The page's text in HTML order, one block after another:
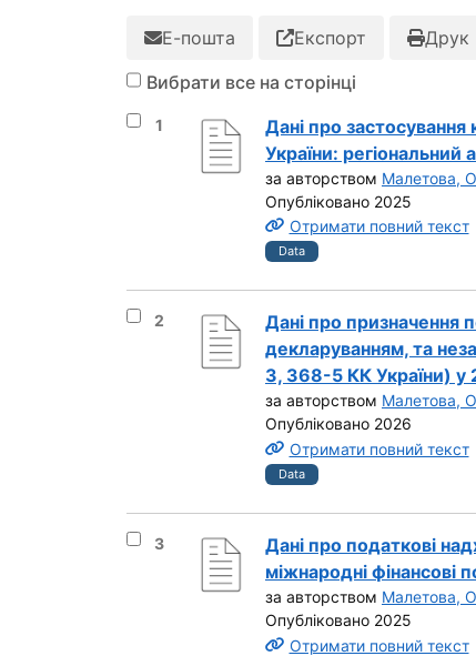
Е-пошта Експорт Друк
Вибрати все на сторінці
Вибрати результат під номером 1
1
Дані про
України: регіональний
за авторством Малетова,
Опубліковано 2025
Отримати повний текст
Data
Вибрати результат під номером 2
2
Дані про призначення
декларуванням, та
3, 368-5 КК України)
за авторством Малетова,
Опубліковано 2026
Отримати повний текст
Data
Вибрати результат під номером 3
3
Дані про податкові
міжнародні фінансові
за авторством Малетова,
Опубліковано 2025
Отримати повний текст